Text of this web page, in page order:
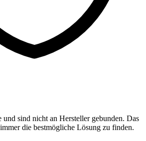
und sind nicht an Hersteller gebunden. Das
die bestmögliche Lösung zu finden.